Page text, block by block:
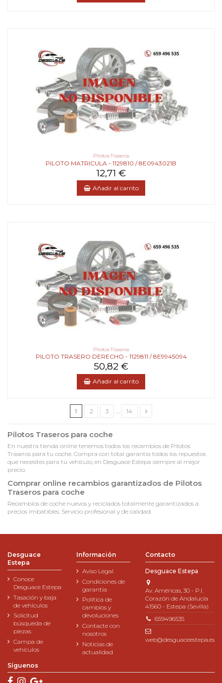
Pilotos Traseros
PILOTO MATRICULA - 1129810 / 8E0943021B
12,71 €
Añadir al carrito
Pilotos Traseros
PILOTO TRASERO DERECHO - 1129811 / 8E9945094
50,82 €
Añadir al carrito
1 2 3 14
Pilotos Traseros para coche
En nuestra tienda online tenemos todos los recambios de Pilotos
Traseros para tu coche. Compra con total garantía todos los repuestos
que necesites para tu vehículo, en Desguace Estepa siempre al mejor
precio.
Comprar online recambios garantizados de Pilotos
Traseros para coche
Recambios de coche nuevos y reciclados totalmente garantizados a
precios imbatibles. Servicio profesional y de calidad.
Desguace
Estepa
Conoce
Desguace Estepa
Tasación y baja
de vehículos
Solicitud
búsqueda de
piezas
Campa de
vehículos
Información
Aviso Legal
Condiciones de
garantía
Política de
cambios y
devoluciones
Contacte con
nosotros
Noticias de
actualidad
Contacto
Desguace Estepa
Av. Américas, 30 - P.I.
Corazón de Andalucía
41560 - Estepa (Sevilla)
659496535
web@desguaceestepa.es
Síguenos